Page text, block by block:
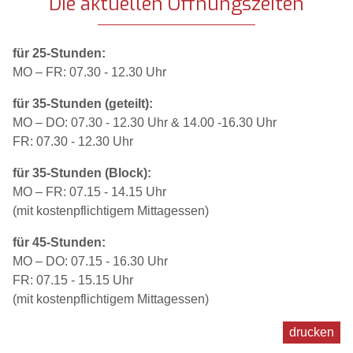
für 25-Stunden:
MO – FR: 07.30 - 12.30 Uhr
für 35-Stunden (geteilt):
MO – DO: 07.30 - 12.30 Uhr & 14.00 -16.30 Uhr
FR: 07.30 - 12.30 Uhr
für 35-Stunden (Block):
MO – FR: 07.15 - 14.15 Uhr
(mit kostenpflichtigem Mittagessen)
für 45-Stunden:
MO – DO: 07.15 - 16.30 Uhr
FR: 07.15 - 15.15 Uhr
(mit kostenpflichtigem Mittagessen)
drucken